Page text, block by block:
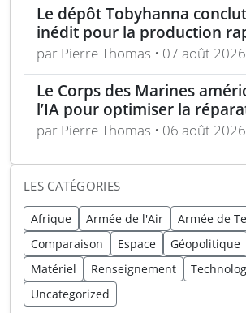
Le dépôt Tobyhanna
inédit pour la production
composants de sUAS
par Pierre Thomas • 07 août 2026
Le Corps des Marines
l’IA pour optimiser la
équipements
par Pierre Thomas • 06 août 2026
LES CATÉGORIES
Afrique Armée de l'Air
Armée de
Comparaison
Espace Géopolitique
Matériel
Renseignement
Uncategorized